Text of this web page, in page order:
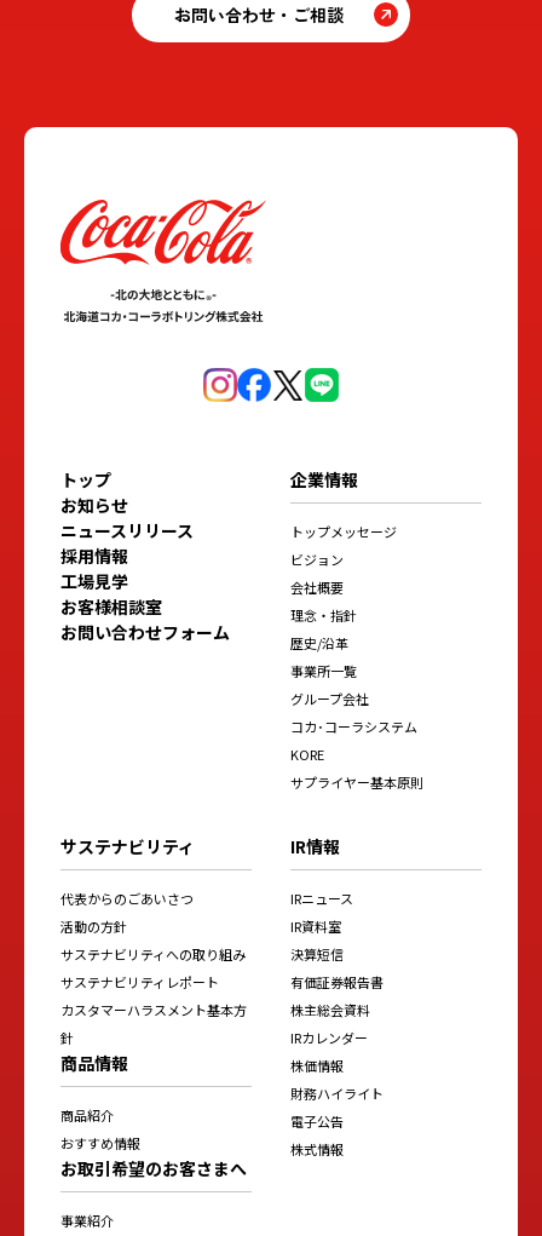
お問い合わせ・ご相談
トップ
お知らせ
ニュースリリース
採用情報
工場見学
お客様相談室
お問い合わせフォーム
企業情報
トップメッセージ
ビジョン
会社概要
理念・指針
歴史/沿革
事業所一覧
グループ会社
コカ･コーラシステム
KORE
サプライヤー基本原則
サステナビリティ
代表からのごあいさつ
活動の方針
サステナビリティへの取り組み
サステナビリティレポート
カスタマーハラスメント基本方
針
商品情報
商品紹介
おすすめ情報
お取引希望のお客さまへ
事業紹介
IR情報
IRニュース
IR資料室
決算短信
有価証券報告書
株主総会資料
IRカレンダー
株価情報
財務ハイライト
電子公告
株式情報